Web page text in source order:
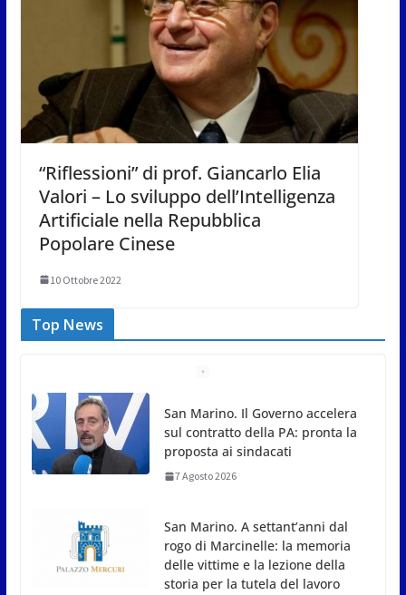
“Riflessioni” di prof. Giancarlo Elia
Valori – Lo sviluppo dell’Intelligenza
Artificiale nella Repubblica
Popolare Cinese
10 Ottobre 2022
Top News
San Marino. Il Governo accelera
sul contratto della PA: pronta la
proposta ai sindacati
7 Agosto 2026
San Marino. A settant’anni dal
rogo di Marcinelle: la memoria
delle vittime e la lezione della
storia per la tutela del lavoro